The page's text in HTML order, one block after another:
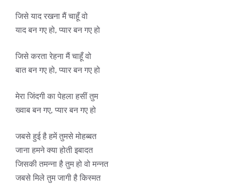
जिसे याद रखना मैं चाहूँ वो
याद बन गए हो, प्यार बन गए हो
जिसे करता रेहना मैं चाहूँ वो
बात बन गए हो, प्यार बन गए हो
मेरा जिंदगी का पेहला हसीं तुम
ख्वाब बन गए, प्यार बन गए हो
जबसे हुई है हमें तुमसे मोहब्बत
जाना हमने क्या होती इबादत
जिसकी तमन्ना है तुम हो वो मन्नत
जबसे मिले तुम जागी है किस्मत